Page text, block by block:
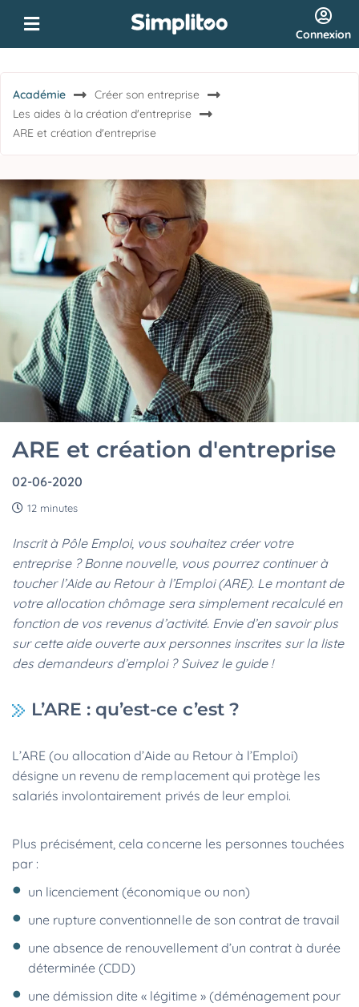
Connexion
Académie
Créer son entreprise
Les aides à la création d'entreprise
ARE et création d'entreprise
ARE et création d'entreprise
02-06-2020
12 minutes
Inscrit à Pôle Emploi, vous souhaitez créer votre
entreprise ? Bonne nouvelle, vous pourrez continuer à
toucher l’Aide au Retour à l’Emploi (ARE). Le montant de
votre allocation chômage sera simplement recalculé en
fonction de vos revenus d’activité. Envie d’en savoir plus
sur cette aide ouverte aux personnes inscrites sur la liste
des demandeurs d’emploi ? Suivez le guide !
L’ARE : qu’est-ce c’est ?
L’ARE (ou allocation d’Aide au Retour à l’Emploi)
désigne un revenu de remplacement qui protège les
salariés involontairement privés de leur emploi.
Plus précisément, cela concerne les personnes touchées
par :
un licenciement (économique ou non)
une rupture conventionnelle de son contrat de travail
une absence de renouvellement d’un contrat à durée
déterminée (CDD)
une démission dite « légitime » (déménagement pour